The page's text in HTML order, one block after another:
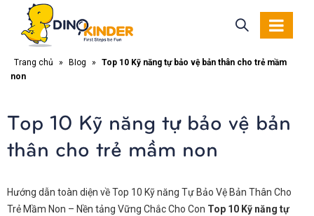
Trang chủ » Blog »
Top 10 Kỹ năng tự bảo vệ bản thân cho trẻ mầm
non
Top 10 Kỹ năng tự bảo vệ bản
thân cho trẻ mầm non
Hướng dẫn toàn diện về Top 10 Kỹ năng Tự Bảo Vệ Bản Thân Cho
Trẻ Mầm Non – Nền tảng Vững Chắc Cho Con Top 10 Kỹ năng tự